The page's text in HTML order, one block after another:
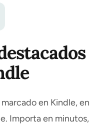
en Kindle, en
Importa en minutos,